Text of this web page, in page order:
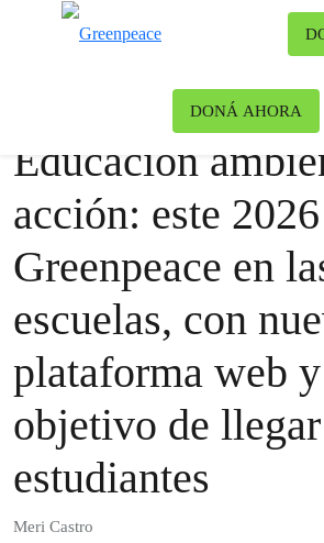
DONÁ AHORA
Greenpeace
Educación
acción: este
Greenpeace en
escuelas, con
plataforma web
objetivo de
estudiantes
Meri Castro